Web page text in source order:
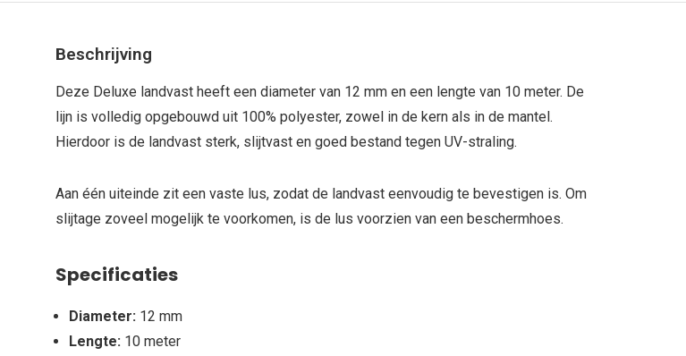
Beschrijving
Deze Deluxe landvast heeft een diameter van 12 mm en een lengte van 10 meter. De
lijn is volledig opgebouwd uit 100% polyester, zowel in de kern als in de mantel.
Hierdoor is de landvast sterk, slijtvast en goed bestand tegen UV-straling.
Aan één uiteinde zit een vaste lus, zodat de landvast eenvoudig te bevestigen is. Om
slijtage zoveel mogelijk te voorkomen, is de lus voorzien van een beschermhoes.
Specificaties
Diameter: 12 mm
Lengte: 10 meter